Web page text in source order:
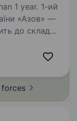
year. 1-ий
«Азов» —
до складу
forces